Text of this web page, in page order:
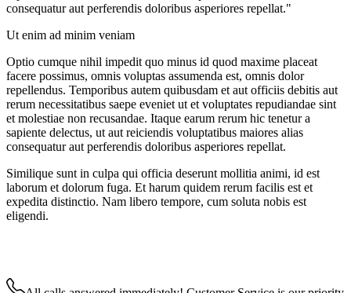
consequatur aut perferendis doloribus asperiores repellat."
Ut enim ad minim veniam
Optio cumque nihil impedit quo minus id quod maxime placeat
facere possimus, omnis voluptas assumenda est, omnis dolor
repellendus. Temporibus autem quibusdam et aut officiis debitis aut
rerum necessitatibus saepe eveniet ut et voluptates repudiandae sint
et molestiae non recusandae. Itaque earum rerum hic tenetur a
sapiente delectus, ut aut reiciendis voluptatibus maiores alias
consequatur aut perferendis doloribus asperiores repellat.
Similique sunt in culpa qui officia deserunt mollitia animi, id est
laborum et dolorum fuga. Et harum quidem rerum facilis est et
expedita distinctio. Nam libero tempore, cum soluta nobis est
eligendi.